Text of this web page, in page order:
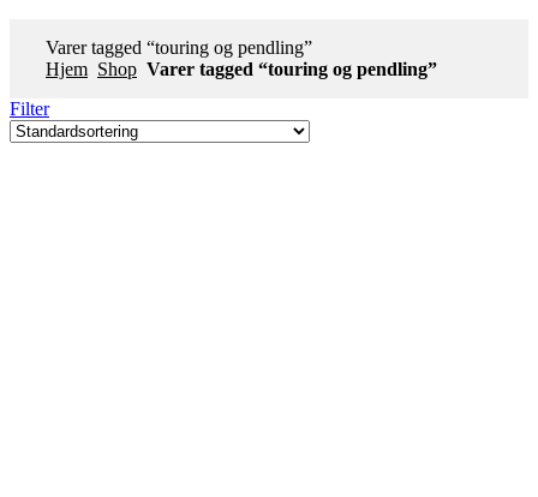
Varer tagged “touring og pendling”
Hjem Shop Varer tagged “touring og pendling”
Filter